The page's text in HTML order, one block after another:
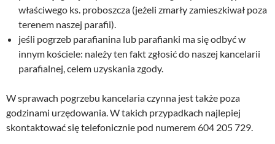
właściwego ks. proboszcza (jeżeli zmarły zamieszkiwał poza
terenem naszej parafii).
jeśli pogrzeb parafianina lub parafianki ma się odbyć w
innym kościele: należy ten fakt zgłosić do naszej kancelarii
parafialnej, celem uzyskania zgody.
W sprawach pogrzebu kancelaria czynna jest także poza
godzinami urzędowania. W takich przypadkach najlepiej
skontaktować się telefonicznie pod numerem 604 205 729.